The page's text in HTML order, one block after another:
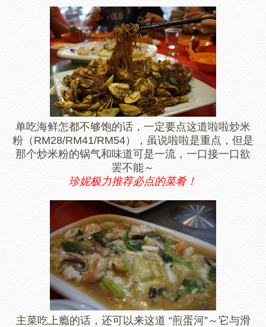
单吃海鲜怎都不够饱的话，一定要点这道啦啦炒米
粉（RM28/RM41/RM54），虽说啦啦是重点，但是
那个炒米粉的锅气和味道可是一流，一口接一口欲
罢不能～
珍妮极力推荐必点的菜肴！
主菜吃上瘾的话，还可以来这道 “煎蛋河”～它与滑